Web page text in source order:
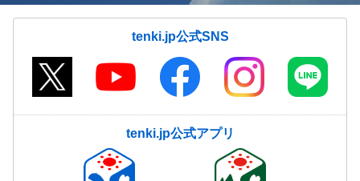
tenki.jp公式SNS
tenki.jp公式アプリ